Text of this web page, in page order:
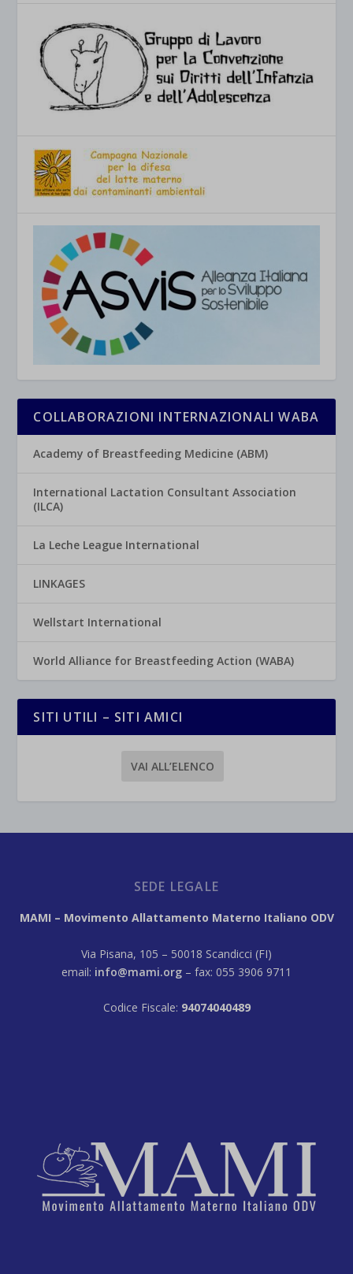
COLLABORAZIONI INTERNAZIONALI WABA
Academy of Breastfeeding Medicine (ABM)
International Lactation Consultant Association
(ILCA)
La Leche League International
LINKAGES
Wellstart International
World Alliance for Breastfeeding Action (WABA)
SITI UTILI – SITI AMICI
VAI ALL’ELENCO
SEDE LEGALE
MAMI – Movimento Allattamento Materno Italiano ODV
Via Pisana, 105 – 50018 Scandicci (FI)
email: info@mami.org – fax: 055 3906 9711
Codice Fiscale: 94074040489